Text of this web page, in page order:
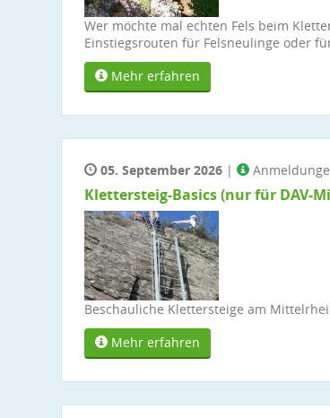
Wer möchte mal echten Fels beim
Einstiegsrouten für Felsneulinge oder
Mehr erfahren
05. September 2026 |
Klettersteig-Basics (nur für DAV-
Beschauliche Klettersteige am
Mehr erfahren